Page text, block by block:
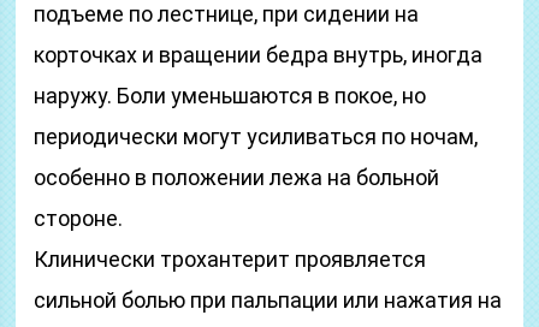
подъеме по лестнице, при сидении на
корточках и вращении бедра внутрь, иногда
наружу. Боли уменьшаются в покое, но
периодически могут усиливаться по ночам,
особенно в положении лежа на больной
стороне.
Клинически трохантерит проявляется
сильной болью при пальпации или нажатия на